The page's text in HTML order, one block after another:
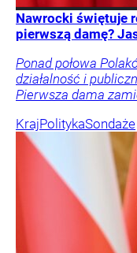
Nawrocki świętuje
pierwszą damę?
Ponad połowa
działalność i
Pierwsza dama
KrajPolitykaSondaże